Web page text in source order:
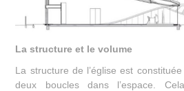
La structure et le volume
La structure de l’église est
deux boucles dans l’espace.